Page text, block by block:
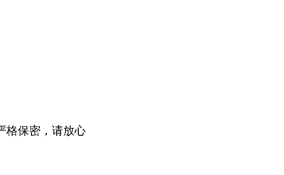
格保密，请放心